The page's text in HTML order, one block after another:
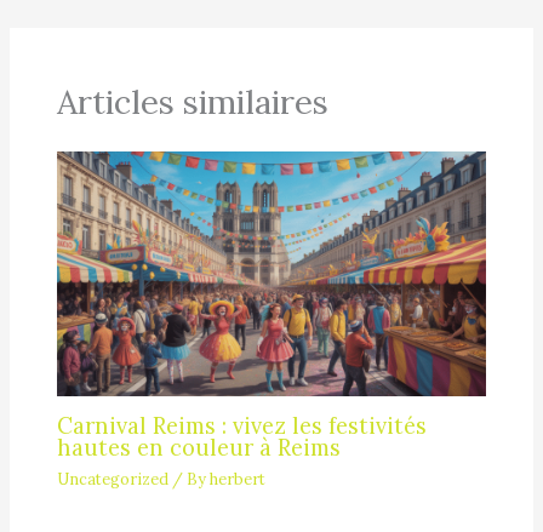
Articles similaires
Carnival Reims : vivez les festivités
hautes en couleur à Reims
Uncategorized / Byherbert